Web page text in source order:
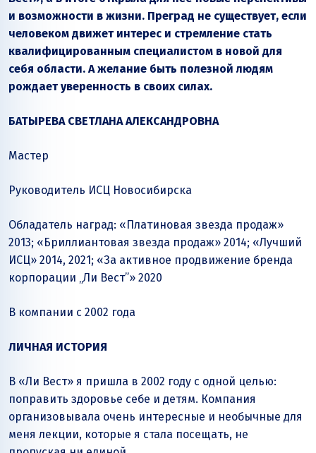
и возможности в жизни. Преград не существует, если
человеком движет интерес и стремление стать
квалифицированным специалистом в новой для
себя области. А желание быть полезной людям
рождает уверенность в своих силах.
БАТЫРЕВА СВЕТЛАНА АЛЕКСАНДРОВНА
Мастер
Руководитель ИСЦ Новосибирска
Обладатель наград: «Платиновая звезда продаж»
2013; «Бриллиантовая звезда продаж» 2014; «Лучший
ИСЦ» 2014, 2021; «За активное продвижение бренда
корпорации „Ли Вест”» 2020
В компании с 2002 года
ЛИЧНАЯ ИСТОРИЯ
В «Ли Вест» я пришла в 2002 году с одной целью:
поправить здоровье себе и детям. Компания
организовывала очень интересные и необычные для
меня лекции, которые я стала посещать, не